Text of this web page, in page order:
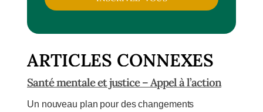
ARTICLES CONNEXES
Santé mentale et justice – Appel à l’action
Un nouveau plan pour des changements